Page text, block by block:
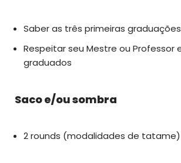
Saber as três primeiras
Respeitar seu Mestre ou Professor
graduados
Saco e/ou sombra
2 rounds (modalidades de tatame)